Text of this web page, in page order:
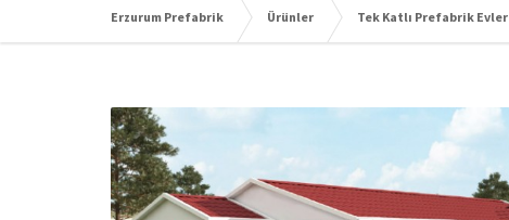
Erzurum Prefabrik Ürünler Tek Katlı Prefabrik Evler